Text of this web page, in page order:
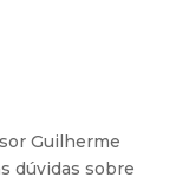
Guilherme
dúvidas sobre